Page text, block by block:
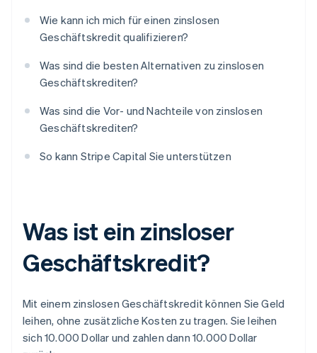
Wie kann ich mich für einen zinslosen
Geschäftskredit qualifizieren?
Was sind die besten Alternativen zu zinslosen
Geschäftskrediten?
Was sind die Vor- und Nachteile von zinslosen
Geschäftskrediten?
So kann Stripe Capital Sie unterstützen
Was ist ein zinsloser
Geschäftskredit?
Mit einem zinslosen Geschäftskredit können Sie Geld
leihen, ohne zusätzliche Kosten zu tragen. Sie leihen
sich 10.000 Dollar und zahlen dann 10.000 Dollar